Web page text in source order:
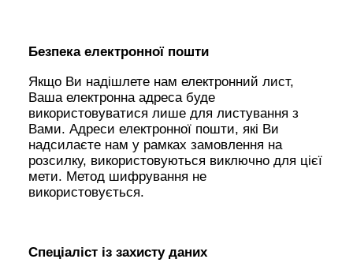
Безпека електронної пошти
Якщо Ви надішлете нам електронний лист,
Ваша електронна адреса буде
використовуватися лише для листування з
Вами. Адреси електронної пошти, які Ви
надсилаєте нам у рамках замовлення на
розсилку, використовуються виключно для цієї
мети. Метод шифрування не
використовується.
Спеціаліст із захисту даних